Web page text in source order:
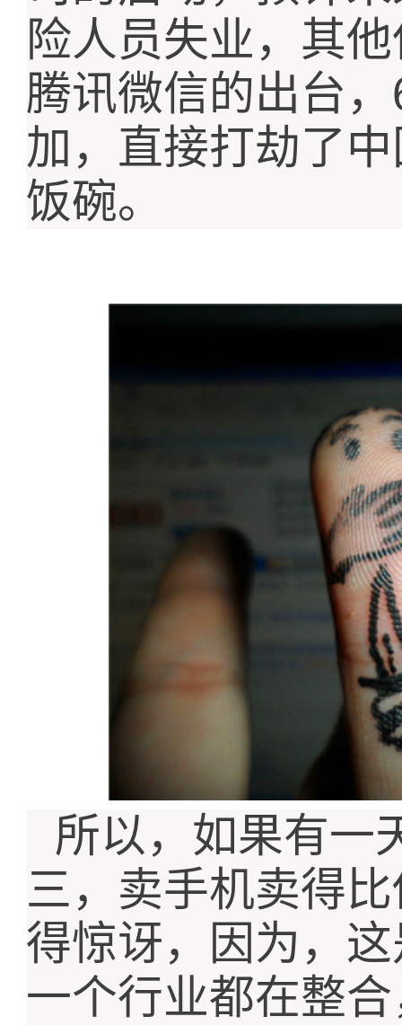
险人员失业，其
腾讯微信的出台，
加，直接打劫了
饭碗。
所以，如果有一
三，卖手机卖得
得惊讶，因为，
一个行业都在整